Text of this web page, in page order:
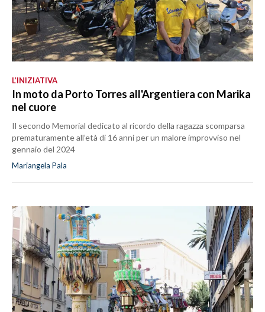
L’INIZIATIVA
In moto da Porto Torres all'Argentiera con Marika
nel cuore
Il secondo Memorial dedicato al ricordo della ragazza scomparsa
prematuramente all’età di 16 anni per un malore improvviso nel
gennaio del 2024
Mariangela Pala